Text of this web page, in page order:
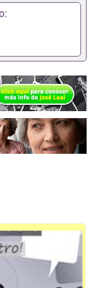
con el
tomar
que me
si habéis
su
estancado
de
con
de la
saber
si las